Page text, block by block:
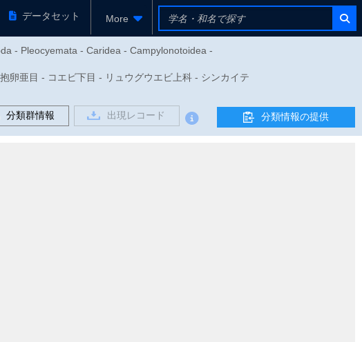
データセット More
- Pleocyemata - Caridea - Campylonotoidea -
卵亜目 - コエビ下目 - リュウグウエビ上科 - シンカイテ
分類群情報 出現レコード 分類情報の提供